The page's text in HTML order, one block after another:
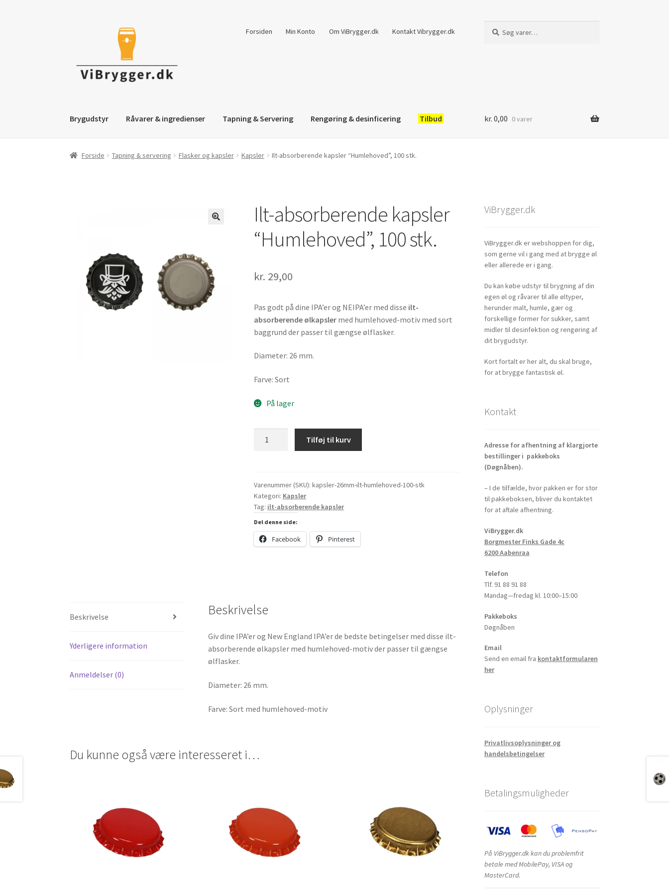
Forsiden Min Konto Om ViBrygger.dk Kontakt Vibrygger.dk
efter:
Brygudstyr Råvarer & ingredienser Tapning & Servering Rengøring & desinficering Tilbud kr. 0,00 0 varer
Forside Tapning & servering Flasker og kapsler Kapsler Ilt-absorberende kapsler “Humlehoved”, 100 stk.
Ilt-absorberende kapsler
“Humlehoved”, 100 stk.
kr. 29,00
Pas godt på dine IPA’er og NEIPA’er med disse ilt-
absorberende ølkapsler med humlehoved-motiv med sort
baggrund der passer til gængse ølflasker.
Diameter: 26 mm.
Farve: Sort
På lager
100
stk.
antal
Tilføj til kurv
Varenummer (SKU):kapsler-26mm-ilt-humlehoved-100-stk
Kategori: Kapsler
Tag: ilt-absorberende kapsler
Del denne side:
Facebook Pinterest
Beskrivelse
Yderligere information
Anmeldelser (0)
Beskrivelse
Giv dine IPA’er og New England IPA’er de bedste betingelser med disse ilt-
absorberende ølkapsler med humlehoved-motiv der passer til gængse
ølflasker.
Diameter: 26 mm.
Farve: Sort med humlehoved-motiv
Du kunne også være interesseret i…
ViBrygger.dk
ViBrygger.dk er webshoppen for dig,
som gerne vil i gang med at brygge øl
eller allerede er i gang.
Du kan købe udstyr til brygning af din
egen øl og råvarer til alle øltyper,
herunder malt, humle, gær og
forskellige former for sukker, samt
midler til desinfektion og rengøring af
dit brygudstyr.
Kort fortalt er her alt, du skal bruge,
for at brygge fantastisk øl.
Kontakt
Adresse for afhentning af klargjorte
bestillinger i pakkeboks
(Døgnåben).
– I de tilfælde, hvor pakken er for stor
til pakkeboksen, bliver du kontaktet
for at aftale afhentning.
ViBrygger.dk
Borgmester Finks Gade 4c
6200 Aabenraa
Telefon
Tlf. 91 88 91 88
Mandag—fredag kl. 10:00–15:00
Pakkeboks
Døgnåben
Email
Send en email fra kontaktformularen
her
Oplysninger
Privatlivsoplysninger og
handelsbetingelser
Betalingsmuligheder
På ViBrygger.dk kan du problemfrit
betale med MobilePay, VISA og
MasterCard.